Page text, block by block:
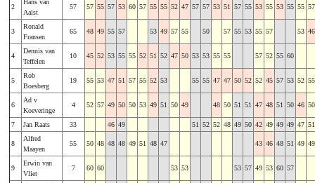
2
Hans van
Aalst
57 57 55 57 53 60 57 55 55 52 47 57 57 53 51 57 55 53 55 53 55 55 57
3
Ronald
Fransen
65 48 49 55 57 53 49 57 55 50 57 55 53 55 57 53 46
4
Dennis van
Teffelen
10 45 52 53 55 55 52 51 52 47 50 53 53 55 55 57 52 55 60
5
Rob
Boesberg
19 55 53 47 51 57 55 52 53 55 55 47 47 50 52 52 45 57 53 52 55
6
Ad v
Koeveringe
4 52 57 49 50 50 53 49 51 50 49 48 50 51 51 47 48 51 50 46 50
7 Jan Raats 33 46 49 51 52 52 48 49 50 42 49 49 49 47 51
8
Alfred
Maayen
55 50 48 48 48 49 51 48 47 43 46 48 51 49 49
9
Erwin van
Vliet
7 60 60 53 53 53 57 49 53 60 57